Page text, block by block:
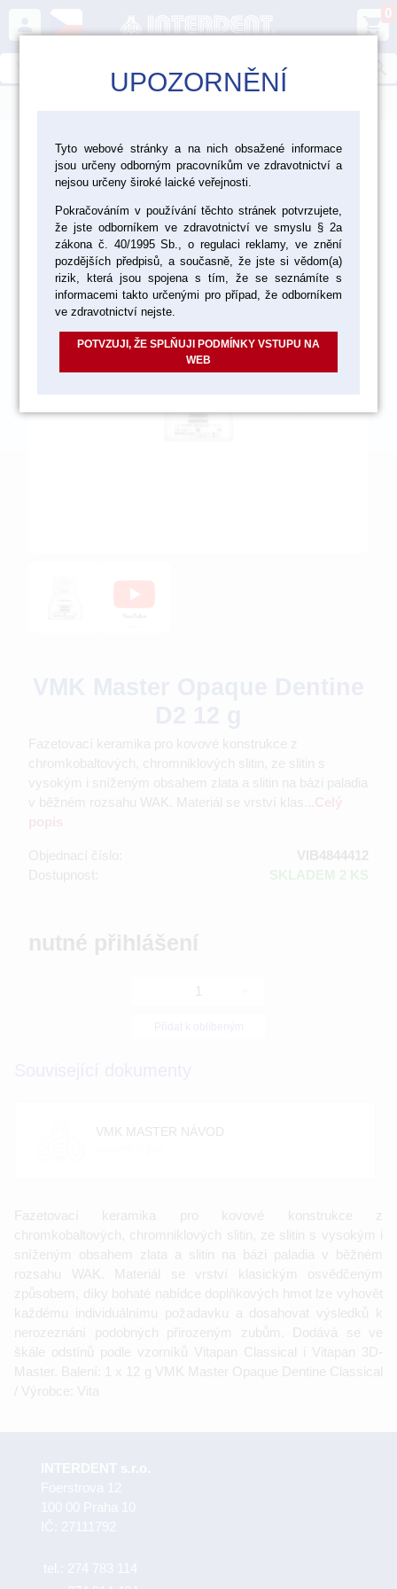
person shopping_cart
0
> Laboratoř > Materiály pro fazetování a inleje >
Kovokeramika Vita > Vita VMK Master
VMK Master vzorník Classical > Opaque Dentine 12 g
akce
Fazetovací keramika pro kovové konstrukce z
chromkobaltových, chromniklových slitin, ze slitin s
vysokým i sníženým obsahem zlata a slitin na bázi paladia
v běžném rozsahu WAK. Materiál se vrství klas...
Objednací číslo:
VIB4844412
Dostupnost:
SKLADEM 2 KS
nutné přihlášení
VMK MASTER NÁVOD
Fazetovací keramika pro kovové konstrukce z
chromkobaltových, chromniklových slitin, ze slitin s vysokým i
sníženým obsahem zlata a slitin na bázi paladia v běžném
rozsahu WAK. Materiál se vrství klasickým osvědčeným
způsobem, díky bohaté nabídce doplňkových hmot lze vyhovět
každému individuálnímu požadavku a dosahovat výsledků k
nerozeznání podobných přirozeným zubům. Dodává se ve
škále odstínů podle vzorníků Vitapan Classical i Vitapan 3D-
Master. Balení: 1 x 12 g VMK Master Opaque Dentine Classical
/ Výrobce: Vita
UPOZORNĚNÍ
Tyto webové stránky a na nich obsažené informace
jsou určeny odborným pracovníkům ve zdravotnictví a
nejsou určeny široké laické veřejnosti.
Pokračováním v používání těchto stránek potvrzujete,
že jste odborníkem ve zdravotnictví ve smyslu § 2a
zákona č. 40/1995 Sb., o regulaci reklamy, ve znění
pozdějších předpisů, a současně, že jste si vědom(a)
rizik, která jsou spojena s tím, že se seznámíte s
informacemi takto určenými pro případ, že odborníkem
ve zdravotnictví nejste.
POTVZUJI, ŽE SPLŇUJI PODMÍNKY VSTUPU NA
WEB